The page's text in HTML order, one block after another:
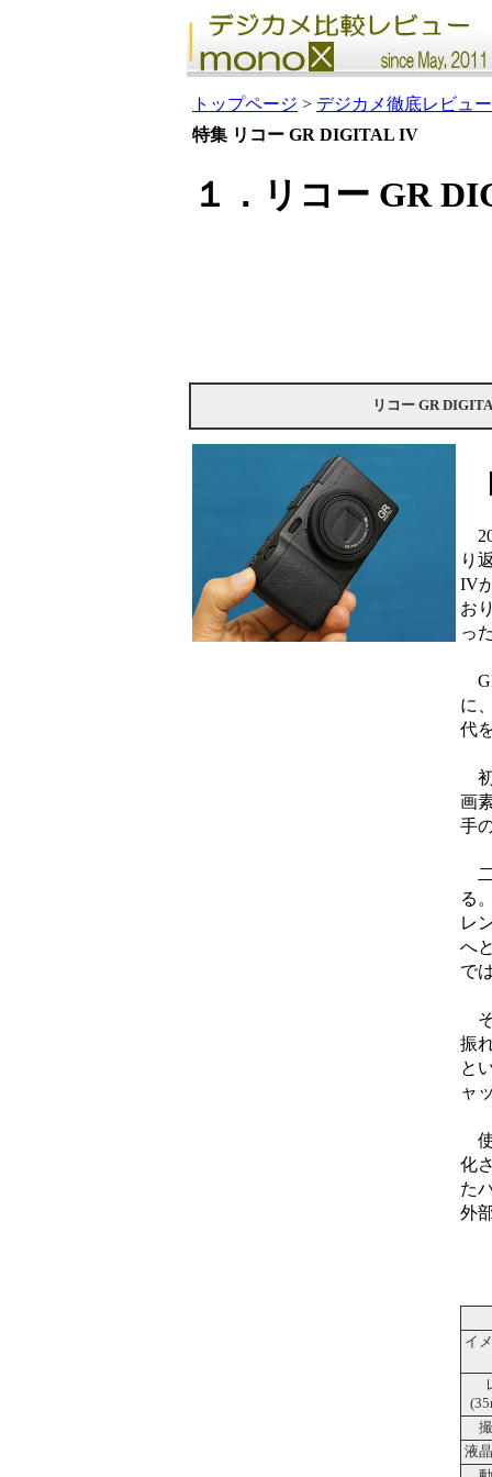
トップページ > デジカメ徹底レビュー
特集 リコー GR DIGITAL IV
１．リコー GR
リコー GR
り
IV
お
っ
に
代
初
画
手
二
る
レ
へ
で
そ
振
と
ャ
使
化
た
外
イ
液